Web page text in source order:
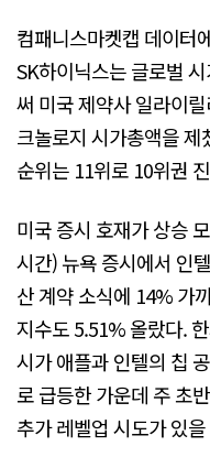
컴패니스마켓캡 데이터
SK하이닉스는 글로벌
써 미국 제약사 일라이
크놀로지 시가총액을
순위는 11위로 10위권
미국 증시 호재가 상승
시간) 뉴욕 증시에서 인
산 계약 소식에 14% 가
지수도 5.51% 올랐다.
시가 애플과 인텔의 칩
로 급등한 가운데 주 초
추가 레벨업 시도가 있